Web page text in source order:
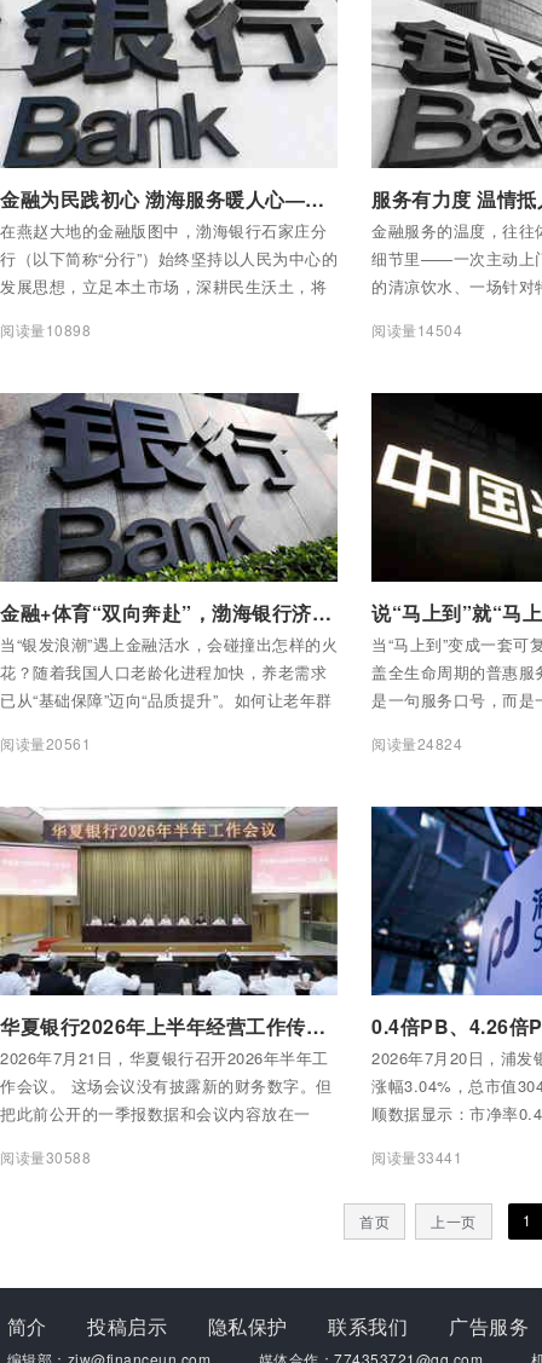
金融为民践初心 渤海服务暖人心——渤海银行石家庄分行用心绘就民生金融新图景
在燕赵大地的金融版图中，渤海银行石家庄分
行（以下简称“分行”）始终坚持以人民为中心的
发展思想，立足本土市场，深耕民生沃土，将
来，分行聚焦群众急难愁盼问题，从贴心上门
精细化养老服务，多维度、全方位打通金融服
务“最后一公里”，用专业、温度与担当诠释“金
融为民”的初心使命。
阅读量10898
金融服务的温度，往
细节里——一次主动上
的清凉饮水、一场针
心”的服务理念融入日
力度、更有温度的服务
阅读量14504
金融+体育“双向奔赴”，渤海银行济南分行为“银发经济”注入新活力
当“银发浪潮”遇上金融活水，会碰撞出怎样的火
花？随着我国人口老龄化进程加快，养老需求
已从“基础保障”迈向“品质提升”。如何让老年群
神生活？渤海银行济南分行（以下简称“分行”）
撑”为纲，聚焦老年客户痛点，创新推出“济南市
老体协”特色服务项目，走出一条金融与老年体
育深度融合的破题之路。
阅读量20561
当“马上到”变成一套可
盖全生命周期的普惠
是一句服务口号，而
到”，给出了最直白的
阅读量24824
华夏银行2026年上半年经营工作传递了哪些信号
2026年7月21日，华夏银行召开2026年半年工
作会议。 这场会议没有披露新的财务数字。但
把此前公开的一季报数据和会议内容放在一
的画面。 营收在狂飙，利润在微降，结构性裂
阅读量30588
2026年7月20日，浦发
涨幅3.04%，总市值
顺数据显示：市净率
阅读量33441
首页 上一页 1
简介 投稿启示 隐私保护 联系我们 广告服务
编辑部：zjw@financeun.com 媒体合作：774353721@qq.com